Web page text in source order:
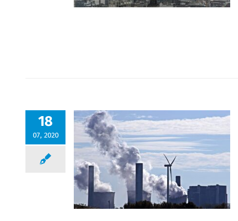
18
07, 2020